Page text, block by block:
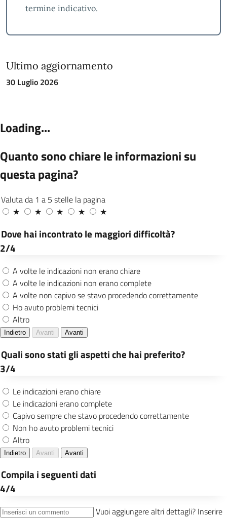
termine indicativo.
Ultimo aggiornamento
30 Luglio 2026